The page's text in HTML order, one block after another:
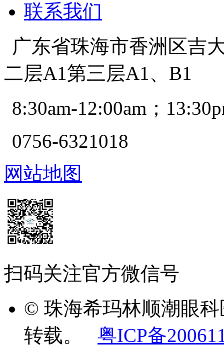
联系我们
广东省珠海市香洲区吉
二层A1第三层A1、B1
8:30am-12:00am；
0756-6321018
网站地图
扫码关注官方微信号
© 珠海希玛林顺潮眼
转载。
粤ICP备